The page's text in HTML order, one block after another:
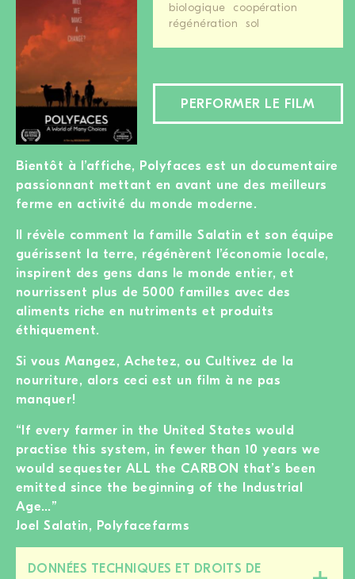
biologique
coopération
régénération
sol
PERFORMER LE FILM
Bientôt à l’affiche, Polyfaces est un documentaire
passionnant mettant en avant une des meilleurs
ferme en activité du monde moderne.
Il révèle comment la famille Salatin et son équipe
guérissent la terre, régénèrent l’économie locale,
inspirent des gens dans le monde entier, et
nourrissent plus de 5000 familles avec des
aliments riche en nutriments et produits
éthiquement.
Si vous Mangez, Achetez, ou Cultivez de la
nourriture, alors ceci est un film à ne pas
manquer!
“If every farmer in the United States would
practise this system, in fewer than 10 years we
would sequester ALL the CARBON that’s been
emitted since the beginning of the Industrial
Age…”
Joel Salatin, Polyfacefarms
DONNÉES TECHNIQUES ET DROITS DE